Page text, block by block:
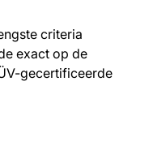
criteria
exact op de
gecertificeerde